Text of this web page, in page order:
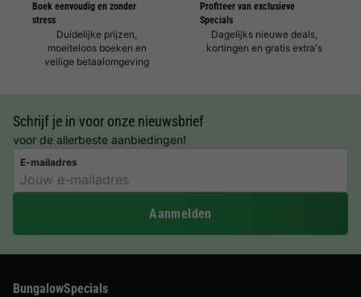
Boek eenvoudig en zonder
stress
Duidelijke prijzen,
moeiteloos boeken en
veilige betaalomgeving
Profiteer van exclusieve
Specials
Dagelijks nieuwe deals,
kortingen en gratis extra's
Schrijf je in voor onze nieuwsbrief
voor de allerbeste aanbiedingen!
E-mailadres
Aanmelden
BungalowSpecials